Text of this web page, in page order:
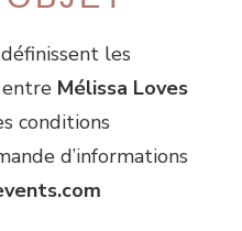
les
Mélissa Loves
conditions
d’informations